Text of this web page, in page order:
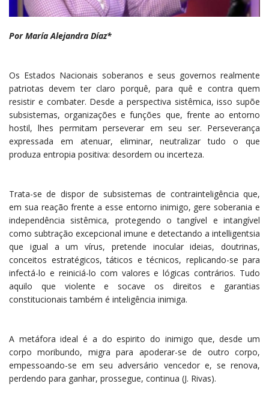
Por María Alejandra Díaz*
Os Estados Nacionais soberanos e seus governos realmente
patriotas devem ter claro porquê, para quê e contra quem
resistir e combater. Desde a perspectiva sistêmica, isso supõe
subsistemas, organizações e funções que, frente ao entorno
hostil, lhes permitam perseverar em seu ser. Perseverança
expressada em atenuar, eliminar, neutralizar tudo o que
produza entropia positiva: desordem ou incerteza.
Trata-se de dispor de subsistemas de contrainteligência que,
em sua reação frente a esse entorno inimigo, gere soberania e
independência sistêmica, protegendo o tangível e intangível
como subtração excepcional imune e detectando a intelligentsia
que igual a um vírus, pretende inocular ideias, doutrinas,
conceitos estratégicos, táticos e técnicos, replicando-se para
infectá-lo e reiniciá-lo com valores e lógicas contrários. Tudo
aquilo que violente e socave os direitos e garantias
constitucionais também é inteligência inimiga.
A metáfora ideal é a do espirito do inimigo que, desde um
corpo moribundo, migra para apoderar-se de outro corpo,
empessoando-se em seu adversário vencedor e, se renova,
perdendo para ganhar, prossegue, continua (J. Rivas).